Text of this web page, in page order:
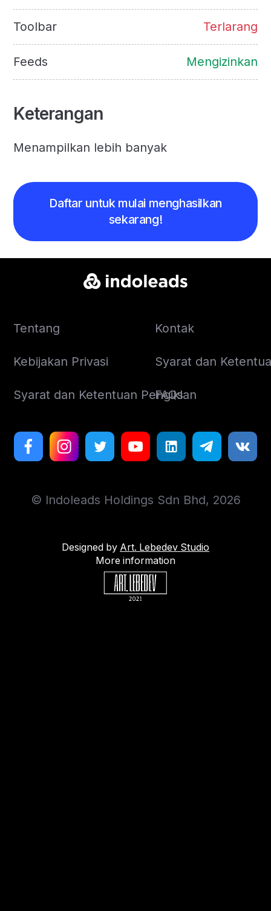
Toolbar Terlarang
Feeds Mengizinkan
Keterangan
Menampilkan lebih banyak
Daftar untuk mulai menghasilkan
sekarang!
Tentang Kontak
Kebijakan Privasi Syarat dan
Syarat dan Ketentuan Pengiklan
FAQs
© Indoleads Holdings Sdn Bhd, 2026
Designed by Art. Lebedev Studio
More information